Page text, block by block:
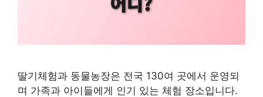
딸기체험과 동물농장은 전국 130여 곳에서 운영되
며 가족과 아이들에게 인기 있는 체험 장소입니다.